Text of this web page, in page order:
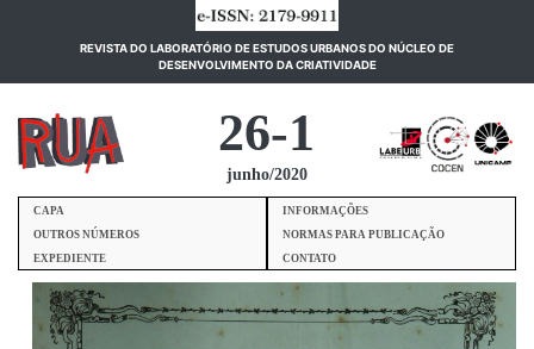
REVISTA DO LABORATÓRIO DE ESTUDOS URBANOS DO NÚCLEO DE
DESENVOLVIMENTO DA CRIATIVIDADE(current)
26-1
junho/2020
CAPA
INFORMAÇÕES
OUTROS NÚMEROS
NORMAS PARA PUBLICAÇÃO
EXPEDIENTE
CONTATO